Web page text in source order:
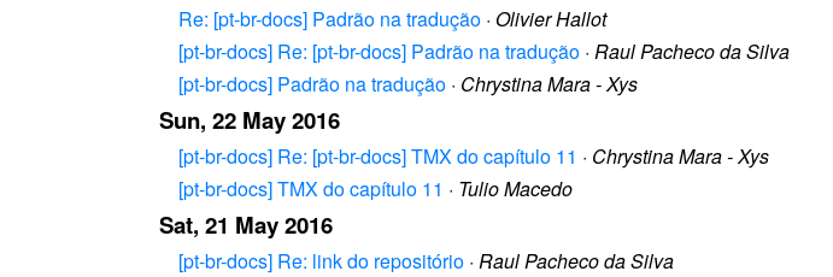
Re: [pt-br-docs] Padrão na tradução · Olivier Hallot
[pt-br-docs] Re: [pt-br-docs] Padrão na tradução · Raul Pacheco da Silva
[pt-br-docs] Padrão na tradução · Chrystina Mara - Xys
Sun, 22 May 2016
[pt-br-docs] Re: [pt-br-docs] TMX do capítulo 11 · Chrystina Mara - Xys
[pt-br-docs] TMX do capítulo 11 · Tulio Macedo
Sat, 21 May 2016
[pt-br-docs] Re: link do repositório · Raul Pacheco da Silva